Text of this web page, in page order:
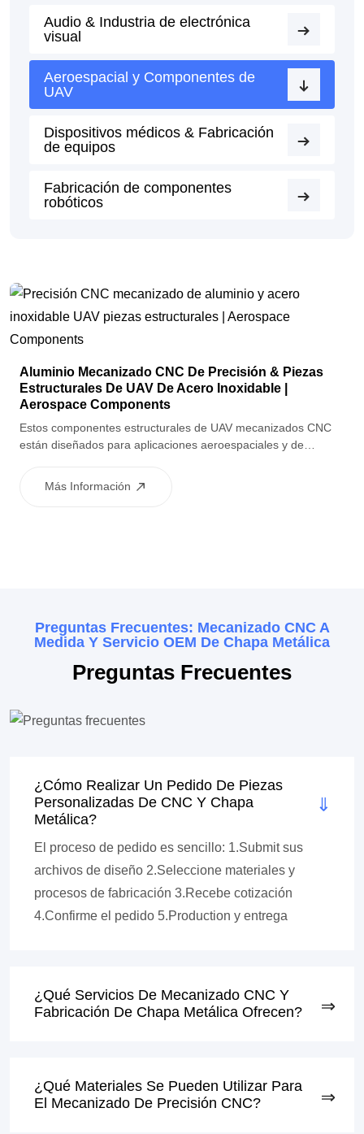
Audio & Industria de electrónica
visual
Aeroespacial y Componentes de
UAV
Dispositivos médicos & Fabricación
de equipos
Fabricación de componentes
robóticos
Aluminio Mecanizado CNC De Precisión & Piezas
Estructurales De UAV De Acero Inoxidable |
Aerospace Components
Estos componentes estructurales de UAV mecanizados CNC
están diseñados para aplicaciones aeroespaciales y de
ligera, alta resistencia y excelente precisión dimensional.
Más Información
Preguntas Frecuentes: Mecanizado CNC A
Medida Y Servicio OEM De Chapa Metálica
Preguntas Frecuentes
¿Cómo Realizar Un Pedido De Piezas
Personalizadas De CNC Y Chapa
Metálica?
El proceso de pedido es sencillo: 1.Submit sus
archivos de diseño 2.Seleccione materiales y
procesos de fabricación 3.Recebe cotización
4.Confirme el pedido 5.Production y entrega
¿Qué Servicios De Mecanizado CNC Y
Fabricación De Chapa Metálica Ofrecen?
¿Qué Materiales Se Pueden Utilizar Para
El Mecanizado De Precisión CNC?